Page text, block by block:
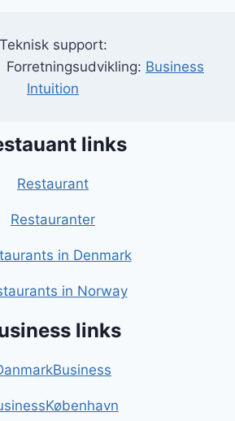
Teknisk support:
Business
Intuition
links
Restaurant
Restauranter
in Denmark
in Norway
links